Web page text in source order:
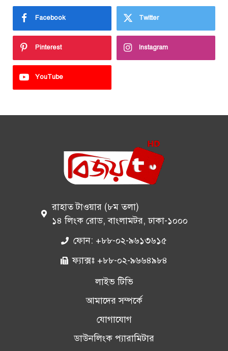
Facebook Twitter
Pinterest Instagram
YouTube
রাহাত টাওয়ার (৮ম তলা)
১৪ লিংক রোড, বাংলামটর, ঢাকা-১০০০
ফোন: +৮৮-০২-৯৬১৩৬১৫
ফ্যাক্সঃ +৮৮-০২-৯৬৬৪৯৮৪
লাইভ টিভি
আমাদের সম্পর্কে
যোগাযোগ
ডাউনলিংক প্যারামিটার